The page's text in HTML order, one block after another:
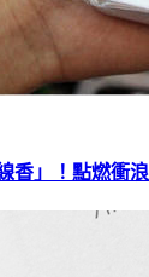
香」！點燃衝